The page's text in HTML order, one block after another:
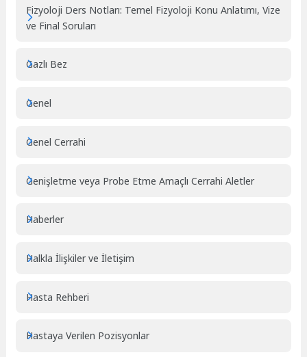
Fizyoloji Ders Notları: Temel Fizyoloji Konu Anlatımı, Vize
ve Final Soruları
Gazlı Bez
Genel
Genel Cerrahi
Genişletme veya Probe Etme Amaçlı Cerrahi Aletler
Haberler
Halkla İlişkiler ve İletişim
Hasta Rehberi
Hastaya Verilen Pozisyonlar